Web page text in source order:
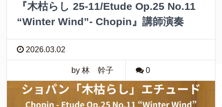
『木枯らし 25-11/Etude Op.25 No.11
“Winter Wind”- Chopin』講師演奏
2026.03.02
by 林 幹子 0